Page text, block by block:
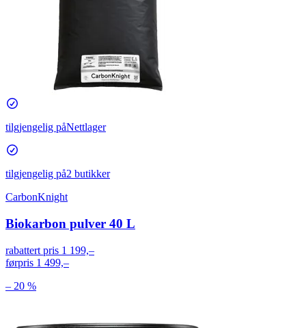
tilgjengelig påNettlager
tilgjengelig på2 butikker
CarbonKnight
Biokarbon pulver 40 L
rabattert pris 1 199,–
førpris 1 499,–
– 20 %